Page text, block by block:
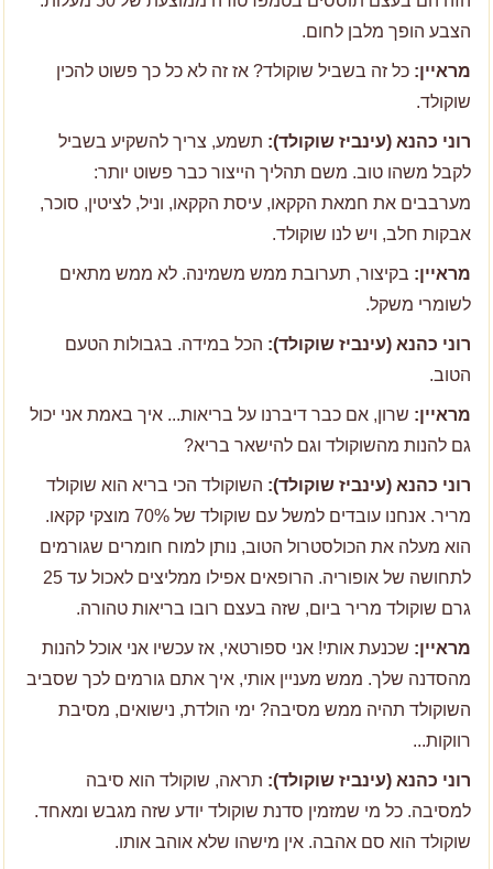
הצבע הופך מלבן לחום.
מראיין: כל זה בשביל שוקולד? אז זה לא כל כך פשוט להכין
שוקולד.
רוני כהנא (עינביז שוקולד): תשמע, צריך להשקיע בשביל
לקבל משהו טוב. משם תהליך הייצור כבר פשוט יותר:
מערבבים את חמאת הקקאו, עיסת הקקאו, וניל, לציטין, סוכר,
אבקות חלב, ויש לנו שוקולד.
מראיין: בקיצור, תערובת ממש משמינה. לא ממש מתאים
לשומרי משקל.
רוני כהנא (עינביז שוקולד): הכל במידה. בגבולות הטעם
הטוב.
מראיין: שרון, אם כבר דיברנו על בריאות... איך באמת אני יכול
גם להנות מהשוקולד וגם להישאר בריא?
רוני כהנא (עינביז שוקולד): השוקולד הכי בריא הוא שוקולד
מריר. אנחנו עובדים למשל עם שוקולד של 70% מוצקי קקאו.
הוא מעלה את הכולסטרול הטוב, נותן למוח חומרים שגורמים
לתחושה של אופוריה. הרופאים אפילו ממליצים לאכול עד 25
גרם שוקולד מריר ביום, שזה בעצם רובו בריאות טהורה.
מראיין: שכנעת אותי! אני ספורטאי, אז עכשיו אני אוכל להנות
מהסדנה שלך. ממש מעניין אותי, איך אתם גורמים לכך שסביב
השוקולד תהיה ממש מסיבה? ימי הולדת, נישואים, מסיבת
רווקות...
רוני כהנא (עינביז שוקולד): תראה, שוקולד הוא סיבה
למסיבה. כל מי שמזמין סדנת שוקולד יודע שזה מגבש ומאחד.
שוקולד הוא סם אהבה. אין מישהו שלא אוהב אותו.